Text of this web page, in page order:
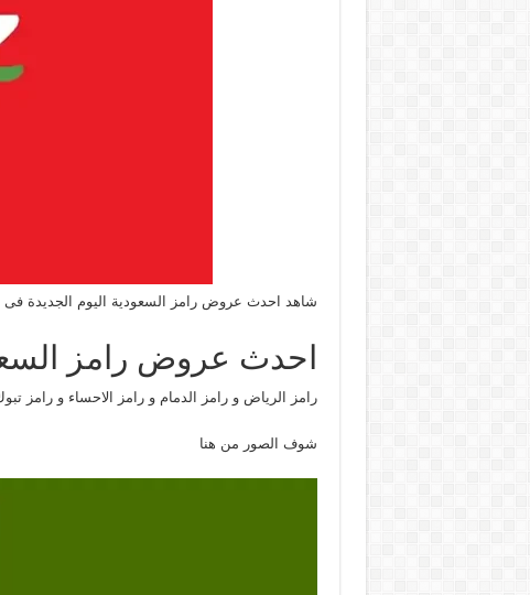
شاهد احدث عروض رامز السعودية اليوم الجديدة
احدث عروض رامز
رامز الرياض و رامز الدمام و رامز الاحساء و رامز
شوف الصور من هنا